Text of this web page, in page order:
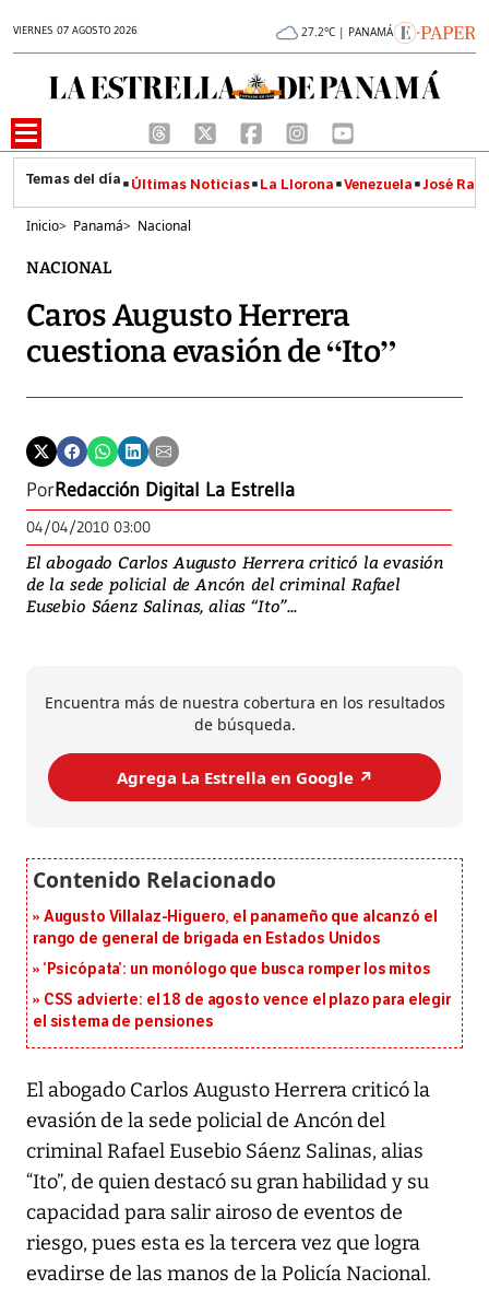
VIERNES 07 AGOSTO 2026 27.2°C | PANAMÁ
Últimas Noticias La Llorona Venezuela José
Inicio> Panamá> Nacional
NACIONAL
Caros Augusto Herrera
cuestiona evasión de “Ito”
PorRedacción Digital La Estrella
04/04/2010 03:00
El abogado Carlos Augusto Herrera criticó la evasión
de la sede policial de Ancón del criminal Rafael
Eusebio Sáenz Salinas, alias “Ito”...
Encuentra más de nuestra cobertura en los resultados
de búsqueda.
Agrega La Estrella en Google ↗️
Augusto Villalaz-Higuero, el panameño que alcanzó el
rango de general de brigada en Estados Unidos
‘Psicópata’: un monólogo que busca romper los mitos
CSS advierte: el 18 de agosto vence el plazo para elegir
el sistema de pensiones
El abogado Carlos Augusto Herrera criticó la
evasión de la sede policial de Ancón del
criminal Rafael Eusebio Sáenz Salinas, alias
“Ito”, de quien destacó su gran habilidad y su
capacidad para salir airoso de eventos de
riesgo, pues esta es la tercera vez que logra
evadirse de las manos de la Policía Nacional.